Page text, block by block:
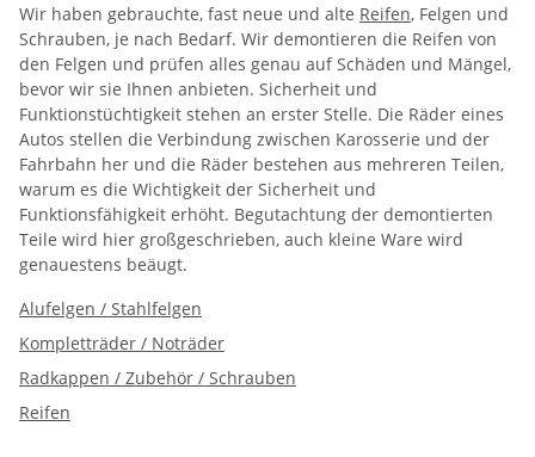
Wir haben gebrauchte, fast neue und alte Reifen, Felgen und
Schrauben, je nach Bedarf. Wir demontieren die Reifen von
den Felgen und prüfen alles genau auf Schäden und Mängel,
bevor wir sie Ihnen anbieten. Sicherheit und
Funktionstüchtigkeit stehen an erster Stelle. Die Räder eines
Autos stellen die Verbindung zwischen Karosserie und der
Fahrbahn her und die Räder bestehen aus mehreren Teilen,
warum es die Wichtigkeit der Sicherheit und
Funktionsfähigkeit erhöht. Begutachtung der demontierten
Teile wird hier großgeschrieben, auch kleine Ware wird
genauestens beäugt.
Alufelgen / Stahlfelgen
Kompletträder / Noträder
Radkappen / Zubehör / Schrauben
Reifen